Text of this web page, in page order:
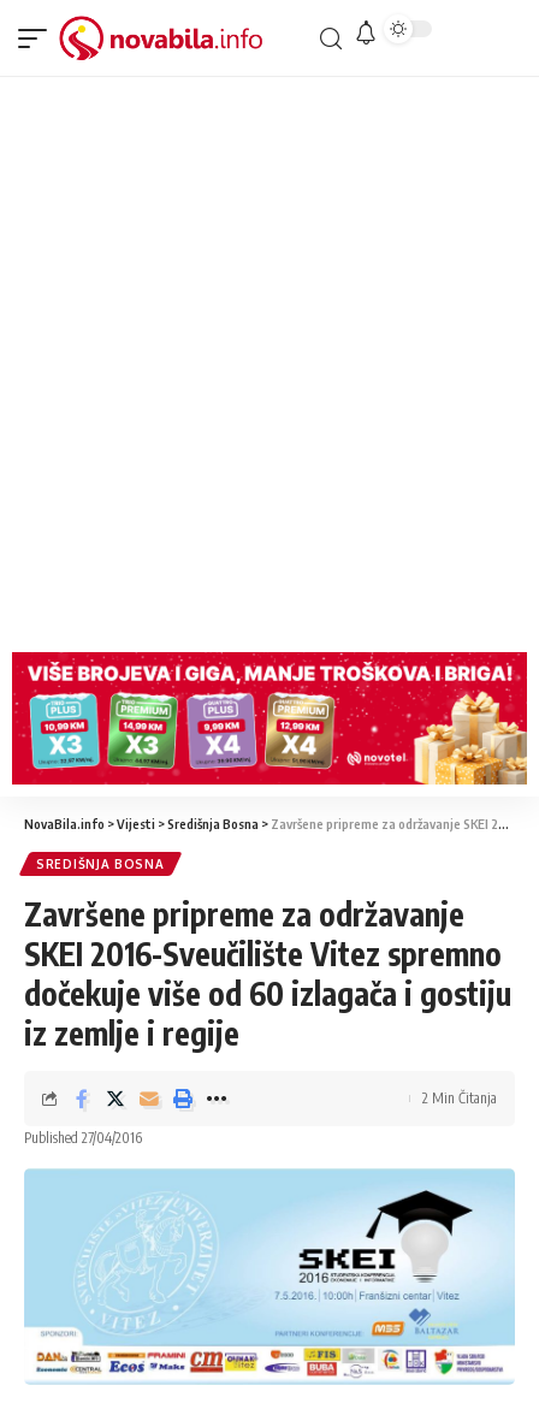
NovaBila.info >Vijesti >Središnja Bosna > Završene pripreme za održavanje SKEI 2016-Sveučilište Vitez spremno dočekuje više od 60 izlagača i gostiju iz zemlje i regije
SREDIŠNJA BOSNA
Završene pripreme za održavanje
SKEI 2016-Sveučilište Vitez spremno
dočekuje više od 60 izlagača i gostiju
iz zemlje i regije
Published 27/04/2016
2 Min Čitanja